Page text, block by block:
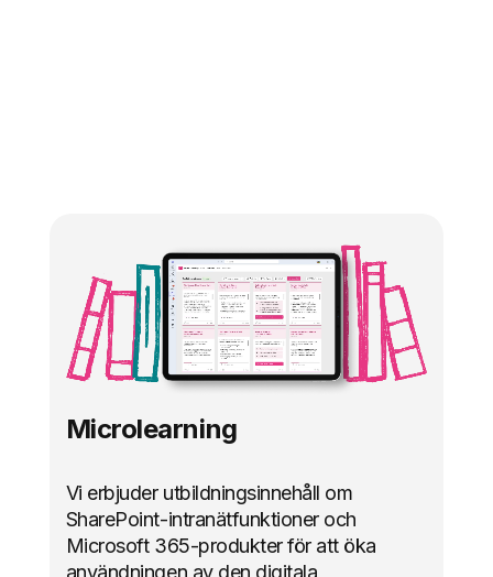
Microlearning
Vi erbjuder utbildningsinnehåll om
SharePoint-intranätfunktioner och
Microsoft 365-produkter för att öka
användningen av den digitala